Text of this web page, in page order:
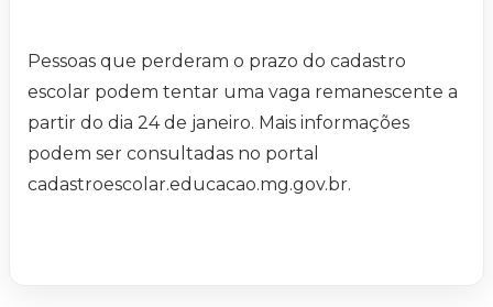
Pessoas que perderam o prazo do cadastro
escolar podem tentar uma vaga remanescente a
partir do dia 24 de janeiro. Mais informações
podem ser consultadas no portal
cadastroescolar.educacao.mg.gov.br.